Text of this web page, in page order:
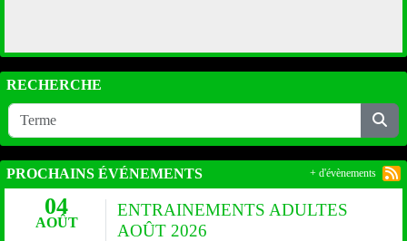
RECHERCHE
PROCHAINS ÉVÉNEMENTS
04
AOÛT
ENTRAINEMENTS ADULTES
AOÛT 2026
+ d'évènements